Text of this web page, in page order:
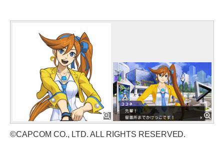
©CAPCOM CO., LTD. ALL RIGHTS RESERVED.